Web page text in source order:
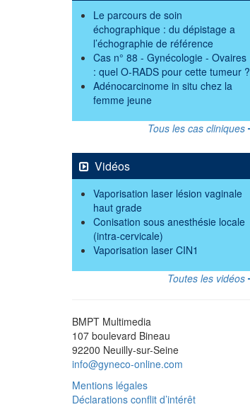
Le parcours de soin
échographique : du dépistage a
l’échographie de référence
Cas n° 88 - Gynécologie - Ovaires
: quel O-RADS pour cette tumeur ?
Adénocarcinome in situ chez la
femme jeune
Tous les cas cliniques
Vidéos
Vaporisation laser lésion vaginale
haut grade
Conisation sous anesthésie locale
(intra-cervicale)
Vaporisation laser CIN1
Toutes les vidéos
BMPT Multimedia
107 boulevard Bineau
92200 Neuilly-sur-Seine
info@gyneco-online.com
Mentions légales
Déclarations conflit d’intérêt